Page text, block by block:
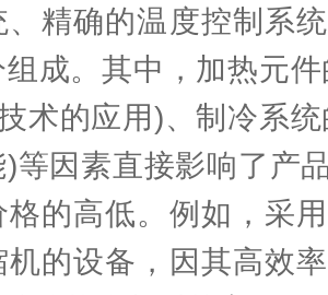
、精确的温度控制系
成。其中，加热元
术的应用)、制冷系
)等因素直接影响了产
格的高低。例如，采
机的设备，因其高效